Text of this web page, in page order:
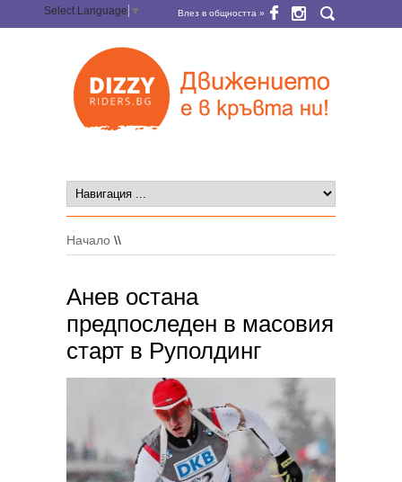
Select Language ▼ Влез в общността »
Начало \\
Анев остана
предпоследен в масовия
старт в Руполдинг